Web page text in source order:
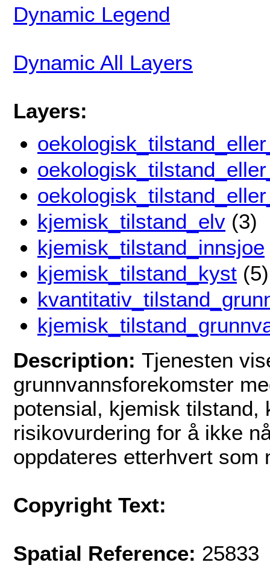
Dynamic Legend
Dynamic All Layers
Layers:
kjemisk_tilstand_elv (3)
kjemisk_tilstand_innsjoe
kjemisk_tilstand_kyst (5)
Description: Tjenesten
grunnvannsforekomster
potensial, kjemisk tilstand,
risikovurdering for å ikke
oppdateres etterhvert som
Copyright Text:
Spatial Reference: 25833